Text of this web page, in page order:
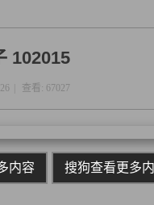
102015
查看: 67027
内容 搜狗查看更多